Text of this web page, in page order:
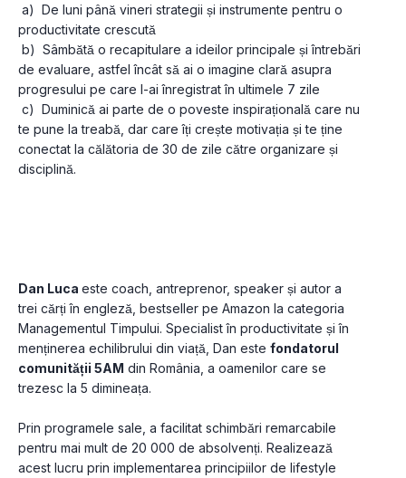
productivitate crescută
de evaluare, astfel încât să ai o imagine clară asupra
progresului pe care l-ai înregistrat în ultimele 7 zile
te pune la treabă, dar care îți crește motivația și te ține
conectat la călătoria de 30 de zile către organizare și
disciplină.
Dan Luca este coach, antreprenor, speaker și autor a
trei cărți în engleză, bestseller pe Amazon la categoria
Managementul Timpului. Specialist în productivitate și în
menținerea echilibrului din viață, Dan este fondatorul
comunității 5AM din România, a oamenilor care se
trezesc la 5 dimineața.
Prin programele sale, a facilitat schimbări remarcabile
pentru mai mult de 20 000 de absolvenți. Realizează
acest lucru prin implementarea principiilor de lifestyle